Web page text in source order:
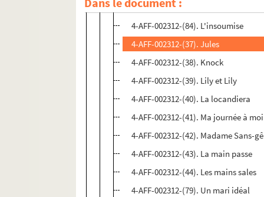
4-AFF-002312-(36). L'importance
4-AFF-002312-(84). L'insoumise
4-AFF-002312-(37). Jules
4-AFF-002312-(38). Knock
4-AFF-002312-(39). Lily et Lily
4-AFF-002312-(40). La locandiera
4-AFF-002312-(41). Ma journée à moi
4-AFF-002312-(42). Madame Sans-
4-AFF-002312-(43). La main passe
4-AFF-002312-(44). Les mains sales
4-AFF-002312-(79). Un mari idéal